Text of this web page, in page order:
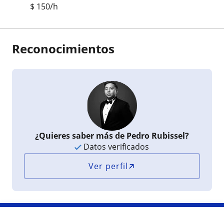
$ 150/h
Reconocimientos
¿Quieres saber más de Pedro Rubissel?
Datos verificados
Ver perfil